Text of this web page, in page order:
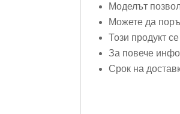
Моделът
Можете да
Този продукт
За повече
Срок на